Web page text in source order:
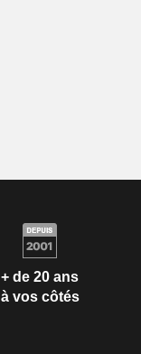
+ de 20 ans
à vos côtés